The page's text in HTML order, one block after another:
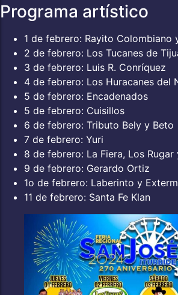
Programa artístico
1 de febrero: Rayito Colombiano
2 de febrero: Los Tucanes de
3 de febrero: Luis R. Conríquez
4 de febrero: Los Huracanes del
5 de febrero: Encadenados
5 de febrero: Cuisillos
6 de febrero: Tributo Bely y Beto
7 de febrero: Yuri
8 de febrero: La Fiera, Los Rugar
9 de febrero: Gerardo Ortiz
1o de febrero: Laberinto y
11 de febrero: Santa Fe Klan